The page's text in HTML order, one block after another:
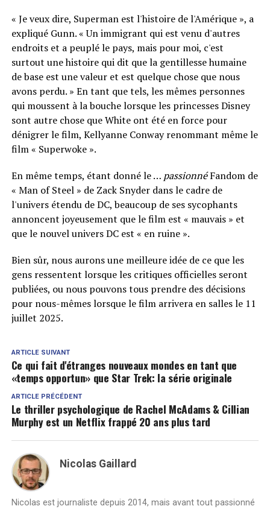
« Je veux dire, Superman est l'histoire de l'Amérique », a
expliqué Gunn. « Un immigrant qui est venu d'autres
endroits et a peuplé le pays, mais pour moi, c'est
surtout une histoire qui dit que la gentillesse humaine
de base est une valeur et est quelque chose que nous
avons perdu. » En tant que tels, les mêmes personnes
qui moussent à la bouche lorsque les princesses Disney
sont autre chose que White ont été en force pour
dénigrer le film, Kellyanne Conway renommant même le
film « Superwoke ».
En même temps, étant donné le … passionnéFandom de
« Man of Steel » de Zack Snyder dans le cadre de
l'univers étendu de DC, beaucoup de ses sycophants
annoncent joyeusement que le film est « mauvais » et
que le nouvel univers DC est « en ruine ».
Bien sûr, nous aurons une meilleure idée de ce que les
gens ressentent lorsque les critiques officielles seront
publiées, ou nous pouvons tous prendre des décisions
pour nous-mêmes lorsque le film arrivera en salles le 11
juillet 2025.
ARTICLE SUIVANT
Ce qui fait d'étranges nouveaux mondes en tant que
«temps opportun» que Star Trek: la série originale
ARTICLE PRÉCÉDENT
Le thriller psychologique de Rachel McAdams & Cillian
Murphy est un Netflix frappé 20 ans plus tard
Nicolas Gaillard
Nicolas est journaliste depuis 2014, mais avant tout passionné